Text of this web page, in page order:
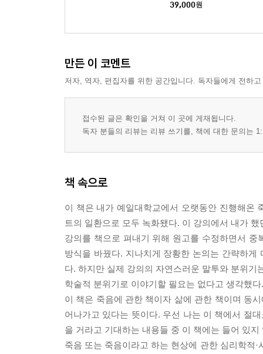
39,000원
만든 이 코멘트
저자, 역자, 편집자를 위한 공간입니다. 독자들에게 전하
접수된 글은 확인을 거쳐 이 곳에 게재됩니다.
독자 분들의 리뷰는 리뷰 쓰기를, 책에 대한 문의는
책 속으로
이 책은 내가 예일대학교에서 오랫동안 진행해온
트의 일환으로 모두 녹화됐다. 이 강의에서 내가
강의를 책으로 펴내기 위해 원고를 수정하면서
방식을 바꿨다. 지나치게 장황한 논의는 간략하
다. 하지만 실제 강의의 자연스러운 말투와 분위
학술적 분위기로 이야기할 필요는 없다고 생각했다.
이 책은 죽음에 관한 책이자 삶에 관한 책이며 동
어나가고 있다는 뜻이다. 우선 나는 이 책에서 절
을 거라고 기대하는 내용들 중 이 책에는 들어 있
죽음 또는 죽음이라고 하는 현상에 관한 심리학적